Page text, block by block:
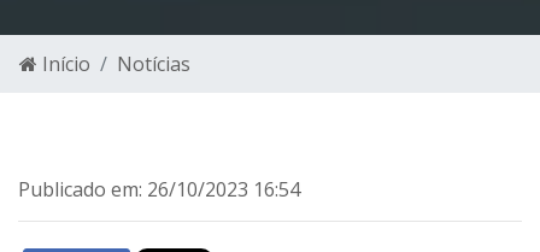
Início Notícias
Publicado em: 26/10/2023 16:54